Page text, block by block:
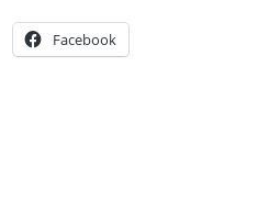
Facebook